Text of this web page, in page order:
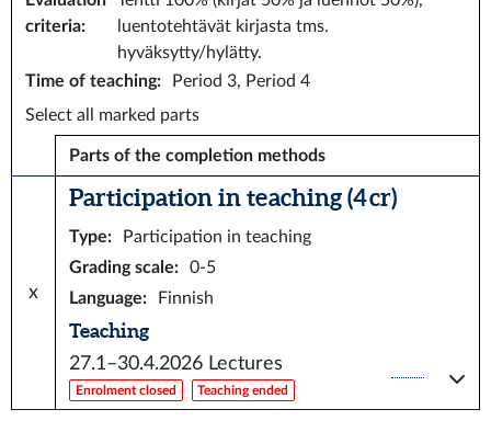
criteria:
luentotehtävät kirjasta tms.
hyväksytty/hylätty.
Time of teaching:
Period 3, Period 4
Select all marked parts
Parts of the completion methods
x
Participation in teaching (4 cr)
Type:
Participation in teaching
Grading scale:
0-5
Language: Finnish
Teaching
27.1–30.4.2026 Lectures
Enrolment closed Teaching ended